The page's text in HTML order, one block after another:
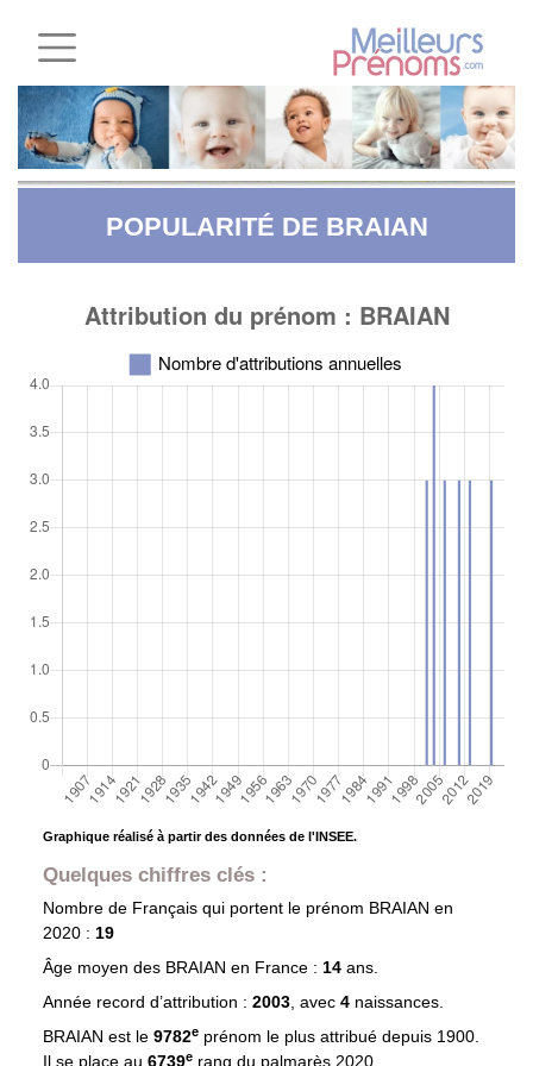
POPULARITÉ DE BRAIAN
Graphique réalisé à partir des données de l'INSEE.
Quelques chiffres clés :
Nombre de Français qui portent le prénom BRAIAN en
2020 : 19
Âge moyen des BRAIAN en France : 14 ans.
Année record d’attribution : 2003, avec 4 naissances.
BRAIAN est le 9782eprénom le plus attribué depuis 1900.
Il se place au 6739e rang du palmarès 2020.